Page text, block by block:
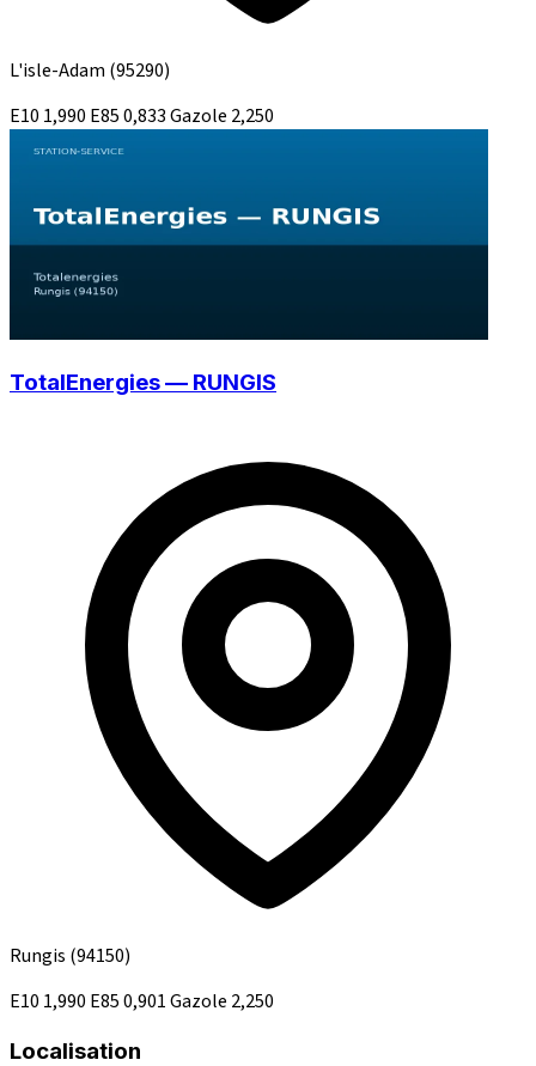
L'isle-Adam (95290)
E10 1,990 E850,833Gazole 2,250
TotalEnergies — RUNGIS
Rungis (94150)
E10 1,990 E850,901Gazole 2,250
Localisation